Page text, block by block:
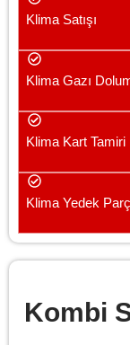
Klima Satışı
Klima Gazı
Klima Kart Tamiri
Klima Yedek
Kombi